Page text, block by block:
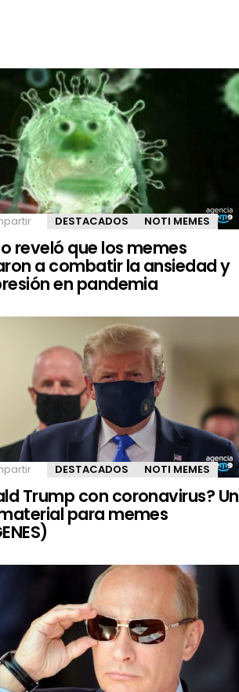
DESTACADOS NOTI MEMES
reveló que los memes
a combatir la ansiedad y
en pandemia
DESTACADOS NOTI MEMES
Trump con coronavirus? Un
para memes